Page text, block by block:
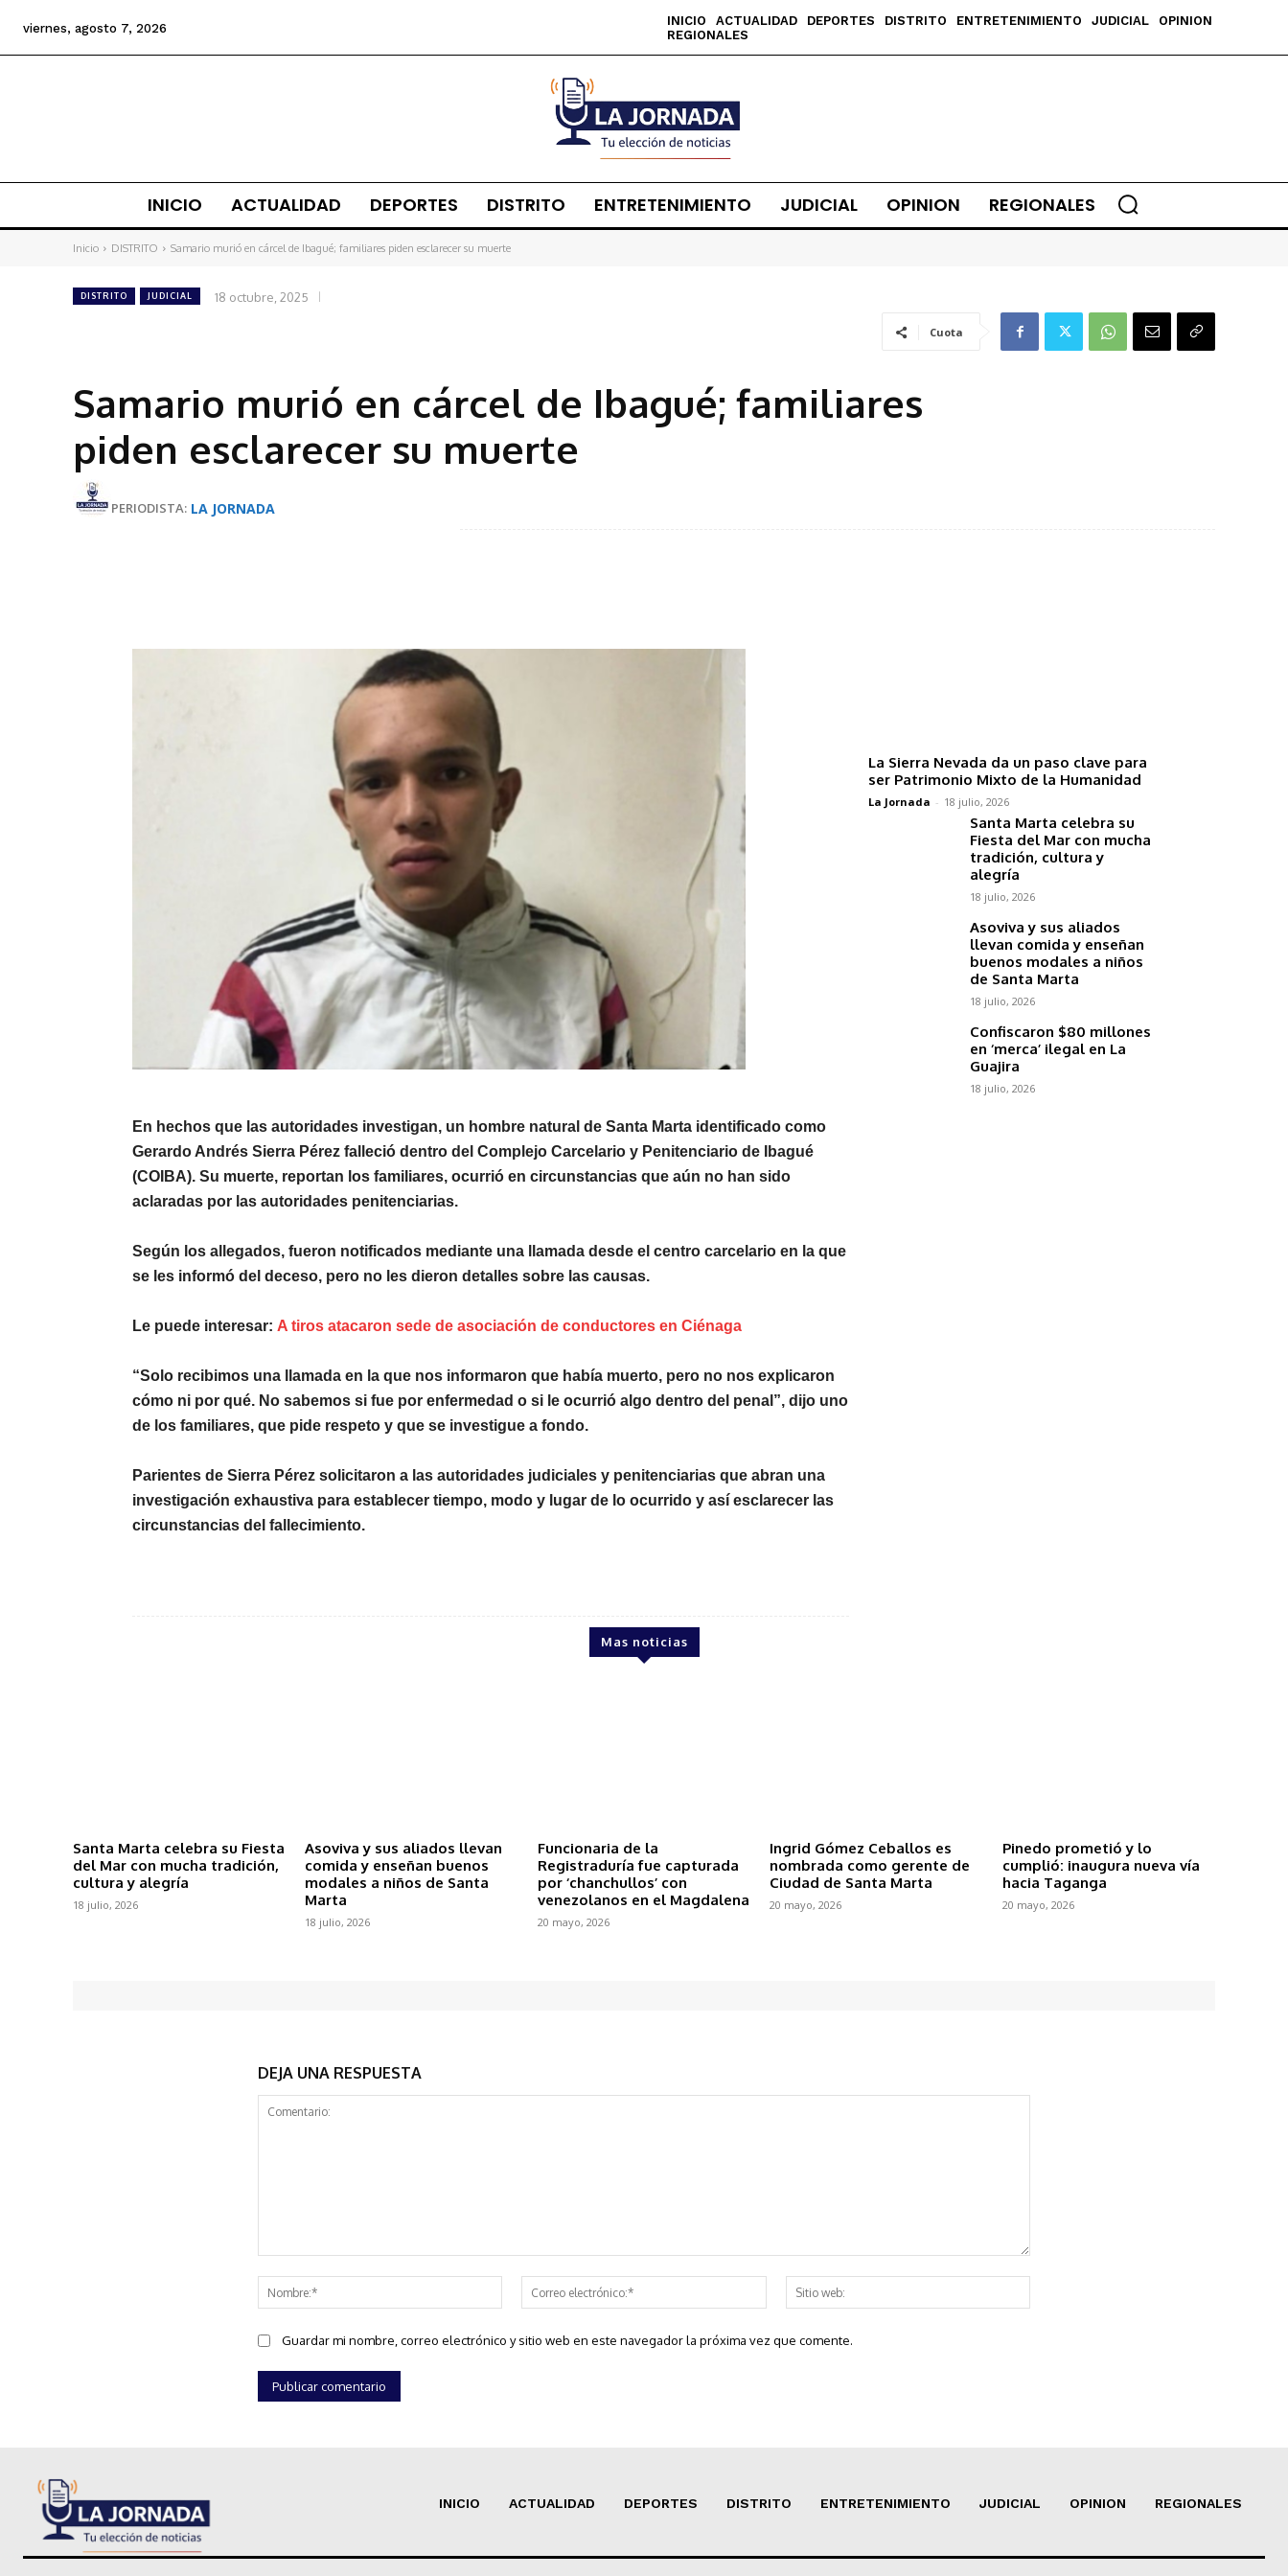
viernes, agosto 7, 2026 INICIO ACTUALIDAD DEPORTES DISTRITO ENTRETENIMIENTO JUDICIAL
OPINION
REGIONALES
INICIO ACTUALIDAD DEPORTES DISTRITO ENTRETENIMIENTO JUDICIAL OPINION REGIONALES
Inicio DISTRITO Samario murió en cárcel de Ibagué; familiares piden esclarecer su muerte
DISTRITO JUDICIAL 18 octubre, 2025
Cuota
Samario murió en cárcel de Ibagué; familiares
piden esclarecer su muerte
PERIODISTA: LA JORNADA
En hechos que las autoridades investigan, un hombre natural de Santa Marta identificado como
Gerardo Andrés Sierra Pérez falleció dentro del Complejo Carcelario y Penitenciario de Ibagué
(COIBA). Su muerte, reportan los familiares, ocurrió en circunstancias que aún no han sido
aclaradas por las autoridades penitenciarias.
Según los allegados, fueron notificados mediante una llamada desde el centro carcelario en la que
se les informó del deceso, pero no les dieron detalles sobre las causas.
Le puede interesar: A tiros atacaron sede de asociación de conductores en Ciénaga
“Solo recibimos una llamada en la que nos informaron que había muerto, pero no nos explicaron
cómo ni por qué. No sabemos si fue por enfermedad o si le ocurrió algo dentro del penal”, dijo uno
de los familiares, que pide respeto y que se investigue a fondo.
Parientes de Sierra Pérez solicitaron a las autoridades judiciales y penitenciarias que abran una
investigación exhaustiva para establecer tiempo, modo y lugar de lo ocurrido y así esclarecer las
circunstancias del fallecimiento.
La Sierra Nevada da un paso clave para
ser Patrimonio Mixto de la Humanidad
La Jornada - 18 julio, 2026
Santa Marta celebra su
Fiesta del Mar con mucha
tradición, cultura y
alegría
18 julio, 2026
Asoviva y sus aliados
llevan comida y enseñan
buenos modales a niños
de Santa Marta
18 julio, 2026
Confiscaron $80 millones
en ‘merca’ ilegal en La
Guajira
18 julio, 2026
Mas noticias
Santa Marta celebra su Fiesta
del Mar con mucha tradición,
cultura y alegría
18 julio, 2026
Asoviva y sus aliados llevan
comida y enseñan buenos
modales a niños de Santa
Marta
18 julio, 2026
Funcionaria de la
Registraduría fue capturada
por ‘chanchullos’ con
venezolanos en el Magdalena
20 mayo, 2026
Ingrid Gómez Ceballos es
nombrada como gerente de
Ciudad de Santa Marta
20 mayo, 2026
Pinedo prometió y lo
cumplió: inaugura nueva vía
hacia Taganga
20 mayo, 2026
DEJA UNA RESPUESTA
Nombre:*
Correo
electrónico:*
web:
Guardar mi nombre, correo electrónico y sitio web en este navegador la próxima vez que comente.
INICIO ACTUALIDAD DEPORTES DISTRITO ENTRETENIMIENTO JUDICIAL OPINION REGIONALES